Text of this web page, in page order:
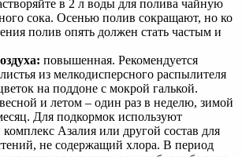
в 2 л воды для полива чайную
сока. Осенью полив сокращают, но ко
полив опять должен стать частым и
повышенная. Рекомендуется
из мелкодисперсного распылителя
на поддоне с мокрой галькой.
весной и летом – один раз в неделю, зимой
Для подкормок используют
Азалия или другой состав для
не содержащий хлора. В период